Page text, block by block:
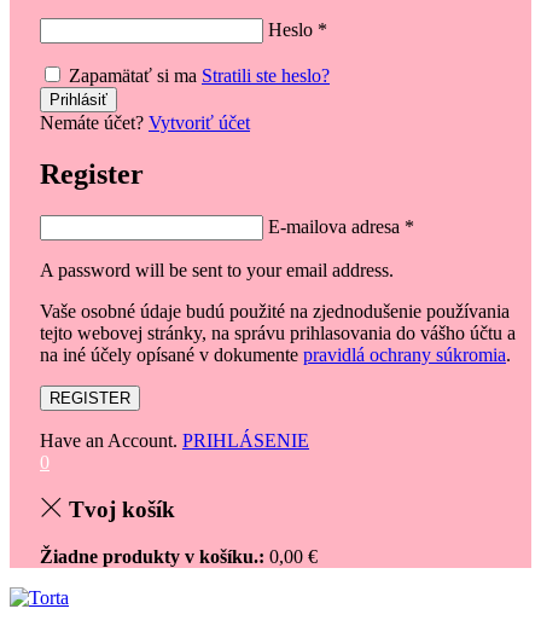
Heslo *
Zapamätať si ma Stratili ste heslo?
Nemáte účet? Vytvoriť účet
Register
E-mailova adresa *
A password will be sent to your email address.
Vaše osobné údaje budú použité na zjednodušenie používania
tejto webovej stránky, na správu prihlasovania do vášho účtu a
na iné účely opísané v dokumente pravidlá ochrany súkromia.
REGISTER
Have an Account. PRIHLÁSENIE
0
Tvoj košík
Žiadne produkty v košíku.: 0,00 €